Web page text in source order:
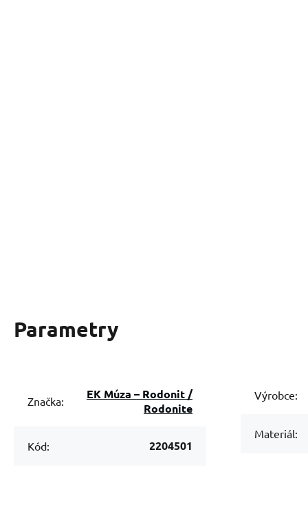
Parametry
Značka:
EK Múza – Rodonit /
Rodonite
Kód: 2204501
Výrobce:
Materiál: